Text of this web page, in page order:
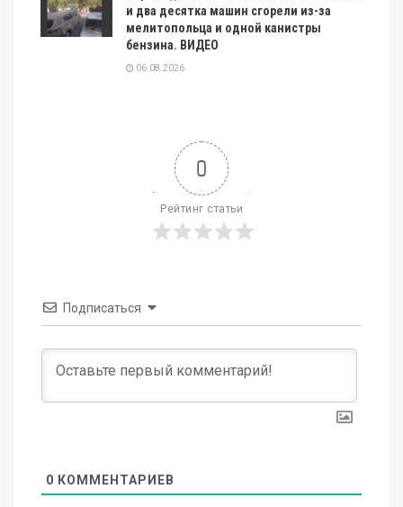
и два десятка машин сгорели из-за
мелитопольца и одной канистры
бензина. ВИДЕО
06.08.2026
0
Рейтинг статьи
Подписаться
0 КОММЕНТАРИЕВ